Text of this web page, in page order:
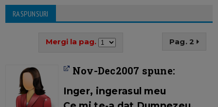
RASPUNSURI
Mergi la pag. Pag. 2
Nov-Dec2007 spune:
Inger, ingerasul meu